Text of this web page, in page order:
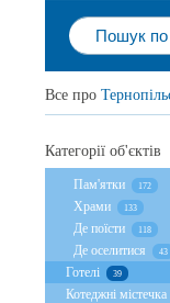
Все про
Категорії об'єктів
Пам'ятки 172
Храми 133
Де поїсти 118
Де оселитися 43
Готелі 39
Котеджні містечка